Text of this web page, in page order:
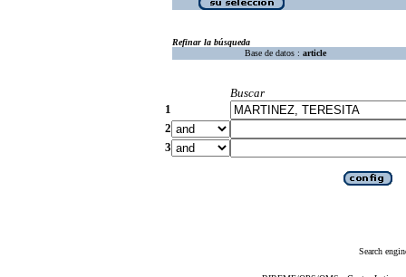
Refinar la búsqueda
Base de datos : article
Buscar
1
2
3
Search